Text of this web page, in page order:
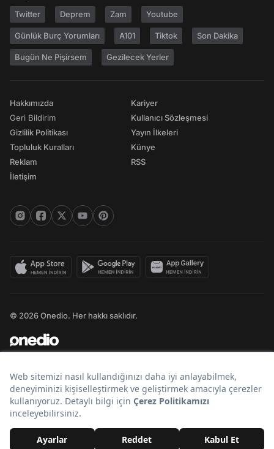
Twitter Deprem Zam Youtube
Günlük Burç Yorumları A101 Tiktok Son Dakika
Bugün Ne Pişirsem Gezilecek Yerler
Hakkımızda
Geri Bildirim
Gizlilik Politikası
Topluluk Kuralları
Reklam
İletişim
Kariyer
Kullanıcı Sözleşmesi
Yayın İlkeleri
Künye
RSS
© 2026 Onedio. Her hakkı saklıdır.
Bir markasıdır.